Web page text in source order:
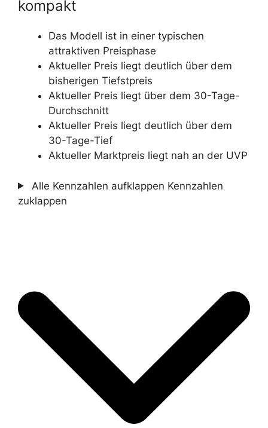
kompakt
Das Modell ist in einer typischen
attraktiven Preisphase
Aktueller Preis liegt deutlich über dem
bisherigen Tiefstpreis
Aktueller Preis liegt über dem 30-Tage-
Durchschnitt
Aktueller Preis liegt deutlich über dem
30-Tage-Tief
Aktueller Marktpreis liegt nah an der UVP
Alle Kennzahlen aufklappen Kennzahlen
zuklappen